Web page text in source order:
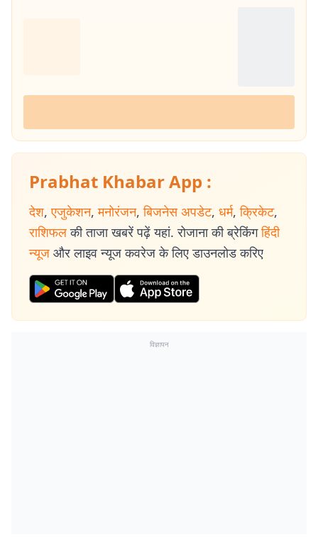
Prabhat Khabar App :
देश, एजुकेशन, मनोरंजन, बिजनेस अपडेट, धर्म, क्रिकेट,
राशिफल की ताजा खबरें पढ़ें यहां. रोजाना की ब्रेकिंग हिंदी
न्यूज और लाइव न्यूज कवरेज के लिए डाउनलोड करिए
विज्ञापन